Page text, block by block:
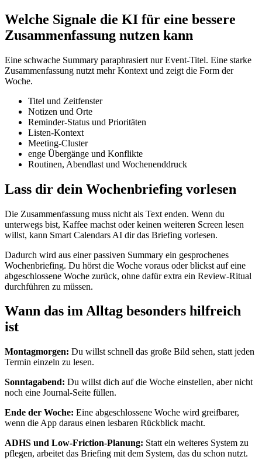
Welche Signale die KI für eine bessere
Zusammenfassung nutzen kann
Eine schwache Summary paraphrasiert nur Event-Titel. Eine starke
Zusammenfassung nutzt mehr Kontext und zeigt die Form der
Woche.
Titel und Zeitfenster
Notizen und Orte
Reminder-Status und Prioritäten
Listen-Kontext
Meeting-Cluster
enge Übergänge und Konflikte
Routinen, Abendlast und Wochenenddruck
Lass dir dein Wochenbriefing vorlesen
Die Zusammenfassung muss nicht als Text enden. Wenn du
unterwegs bist, Kaffee machst oder keinen weiteren Screen lesen
willst, kann Smart Calendars AI dir das Briefing vorlesen.
Dadurch wird aus einer passiven Summary ein gesprochenes
Wochenbriefing. Du hörst die Woche voraus oder blickst auf eine
abgeschlossene Woche zurück, ohne dafür extra ein Review-Ritual
durchführen zu müssen.
Wann das im Alltag besonders hilfreich
ist
Montagmorgen: Du willst schnell das große Bild sehen, statt jeden
Termin einzeln zu lesen.
Sonntagabend: Du willst dich auf die Woche einstellen, aber nicht
noch eine Journal-Seite füllen.
Ende der Woche: Eine abgeschlossene Woche wird greifbarer,
wenn die App daraus einen lesbaren Rückblick macht.
ADHS und Low-Friction-Planung: Statt ein weiteres System zu
pflegen, arbeitet das Briefing mit dem System, das du schon nutzt.